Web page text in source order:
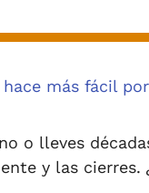
hace más fácil
o lleves
y las cierres.